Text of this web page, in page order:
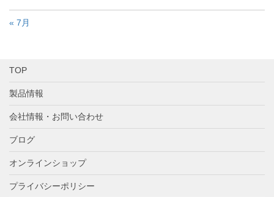
« 7月
TOP
製品情報
会社情報・お問い合わせ
ブログ
オンラインショップ
プライバシーポリシー